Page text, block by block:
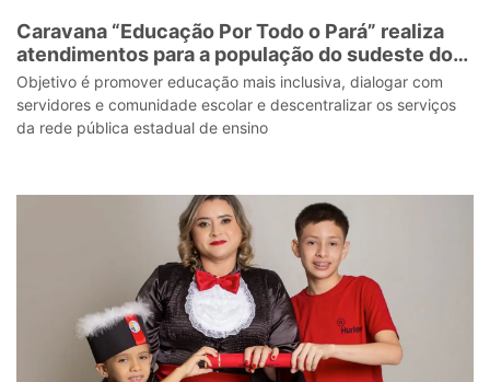
Caravana “Educação Por Todo o Pará” realiza
atendimentos para a população do sudeste do
estado
Objetivo é promover educação mais inclusiva, dialogar com
servidores e comunidade escolar e descentralizar os serviços
da rede pública estadual de ensino